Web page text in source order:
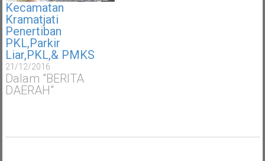
Kecamatan
Kramatjati
Penertiban
PKL,Parkir
Liar,PKL,& PMKS
21/12/2016
Dalam "BERITA
DAERAH"